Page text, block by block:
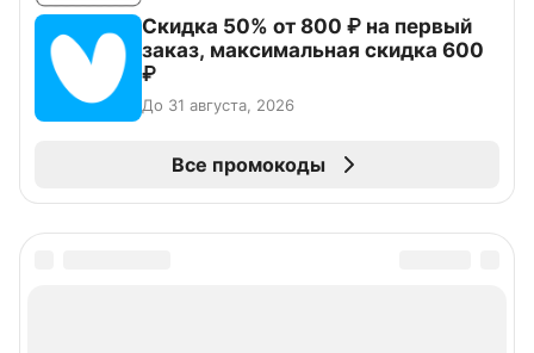
Скидка 50% от 800 ₽ на первый
заказ, максимальная скидка 600
₽
До 31 августа, 2026
Все промокоды